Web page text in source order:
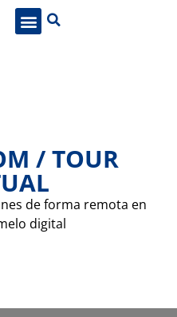
/ TOUR
de forma remota en
digital